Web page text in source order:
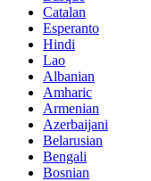
Catalan
Esperanto
Hindi
Lao
Albanian
Amharic
Armenian
Azerbaijani
Belarusian
Bengali
Bosnian